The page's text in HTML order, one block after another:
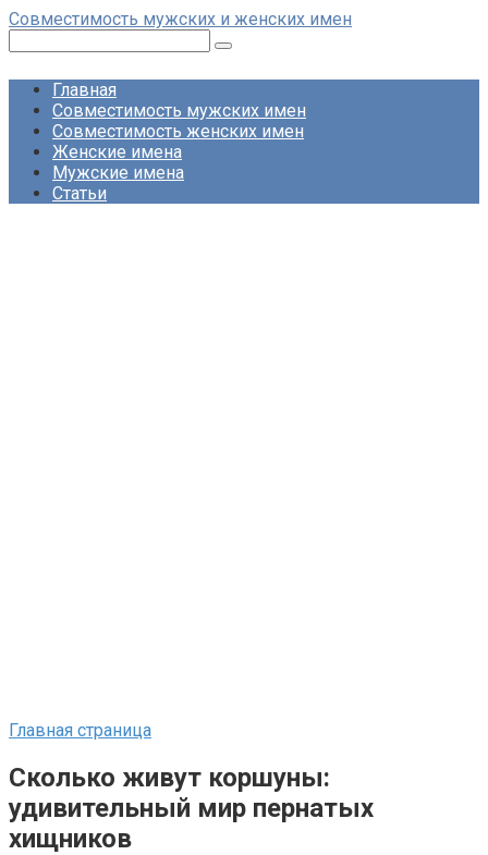
Перейти
контенту
Совместимость мужских и женских имен
Главная
Совместимость мужских имен
Совместимость женских имен
Женские имена
Мужские имена
Статьи
Главная страница
Сколько живут коршуны:
удивительный мир пернатых
хищников